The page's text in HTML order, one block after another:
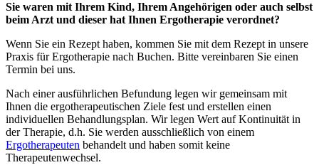
Sie waren mit Ihrem Kind, Ihrem Angehörigen oder auch selbst
beim Arzt und dieser hat Ihnen Ergotherapie verordnet?
Wenn Sie ein Rezept haben, kommen Sie mit dem Rezept in unsere
Praxis für Ergotherapie nach Buchen. Bitte vereinbaren Sie einen
Termin bei uns.
Nach einer ausführlichen Befundung legen wir gemeinsam mit
Ihnen die ergotherapeutischen Ziele fest und erstellen einen
individuellen Behandlungsplan. Wir legen Wert auf Kontinuität in
der Therapie, d.h. Sie werden ausschließlich von einem
Ergotherapeuten behandelt und haben somit keine
Therapeutenwechsel.